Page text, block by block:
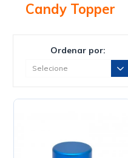
Candy Topper
Ordenar por: